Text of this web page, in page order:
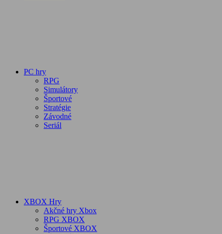
PC hry
RPG
Simulátory
Športové
Stratégie
Závodné
Seriál
XBOX Hry
Akčné hry Xbox
RPG XBOX
Športové XBOX